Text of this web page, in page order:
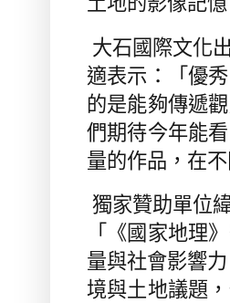
大石國際文化
適表示：「優
的是能夠傳遞
們期待今年能
量的作品，在
獨家贊助單位
「《國家地理
量與社會影響
境與土地議題